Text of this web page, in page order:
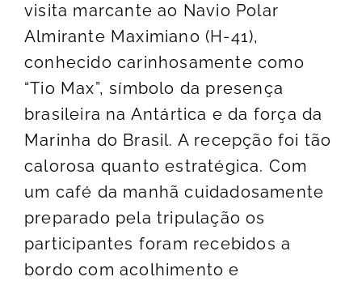
visita marcante ao Navio Polar
Almirante Maximiano (H-41),
conhecido carinhosamente como
“Tio Max”, símbolo da presença
brasileira na Antártica e da força da
Marinha do Brasil. A recepção foi tão
calorosa quanto estratégica. Com
um café da manhã cuidadosamente
preparado pela tripulação os
participantes foram recebidos a
bordo com acolhimento e